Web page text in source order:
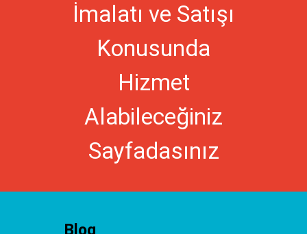
İmalatı ve Satışı
Konusunda
Hizmet
Alabileceğiniz
Sayfadasınız
Blog